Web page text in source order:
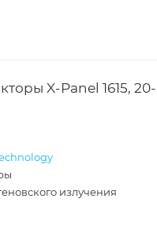
X-Panel 1615, 20-
излучения